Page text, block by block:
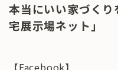
本当にいい家づく
宅展示場ネット」
【Facebook】